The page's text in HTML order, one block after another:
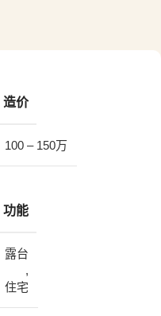
造价
100 – 150万
功能
露台
,
住宅